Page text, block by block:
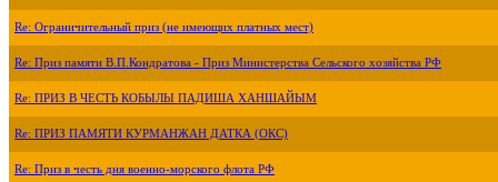
Re: Ограничительный приз (не имеющих платных мест)
Re: Приз памяти В.П.Кондратова - Приз Министерства Сельского хозяйства РФ
Re: ПРИЗ В ЧЕСТЬ КОБЫЛЫ ПАДИША ХАНШАЙЫМ
Re: ПРИЗ ПАМЯТИ КУРМАНЖАН ДАТКА (ОКС)
Re: Приз в честь дня военно-морского флота РФ